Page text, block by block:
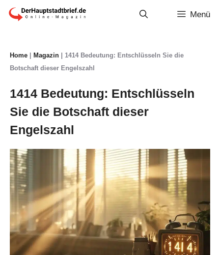
Zum
Menü
Home Magazin
1414 Bedeutung: Entschlüsseln Sie die
Botschaft dieser Engelszahl
1414 Bedeutung: Entschlüsseln
Sie die Botschaft dieser
Engelszahl